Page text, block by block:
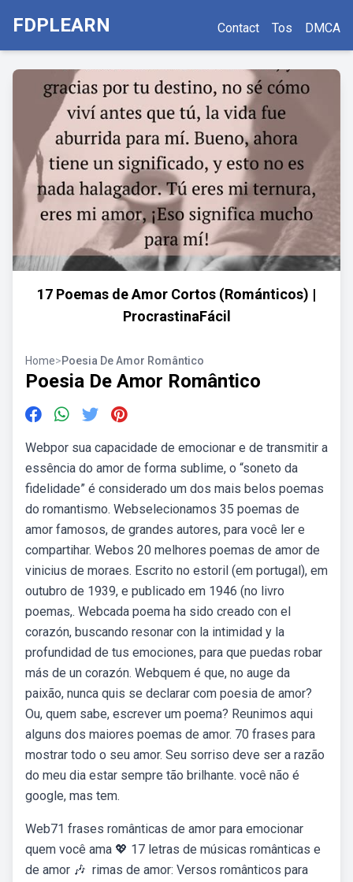
FDPLEARN Contact Tos DMCA
17 Poemas de Amor Cortos (Románticos) |
ProcrastinaFácil
Home>Poesia De Amor Romântico
Poesia De Amor Romântico
Webpor sua capacidade de emocionar e de transmitir a
essência do amor de forma sublime, o “soneto da
fidelidade” é considerado um dos mais belos poemas
do romantismo. Webselecionamos 35 poemas de
amor famosos, de grandes autores, para você ler e
compartihar. Webos 20 melhores poemas de amor de
vinicius de moraes. Escrito no estoril (em portugal), em
outubro de 1939, e publicado em 1946 (no livro
poemas,. Webcada poema ha sido creado con el
corazón, buscando resonar con la intimidad y la
profundidad de tus emociones, para que puedas robar
más de un corazón. Webquem é que, no auge da
paixão, nunca quis se declarar com poesia de amor?
Ou, quem sabe, escrever um poema? Reunimos aqui
alguns dos maiores poemas de amor. 70 frases para
mostrar todo o seu amor. Seu sorriso deve ser a razão
do meu dia estar sempre tão brilhante. você não é
google, mas tem.
Web71 frases românticas de amor para emocionar
quem você ama 💖 17 letras de músicas românticas e
de amor 🎶 ️ rimas de amor: Versos românticos para